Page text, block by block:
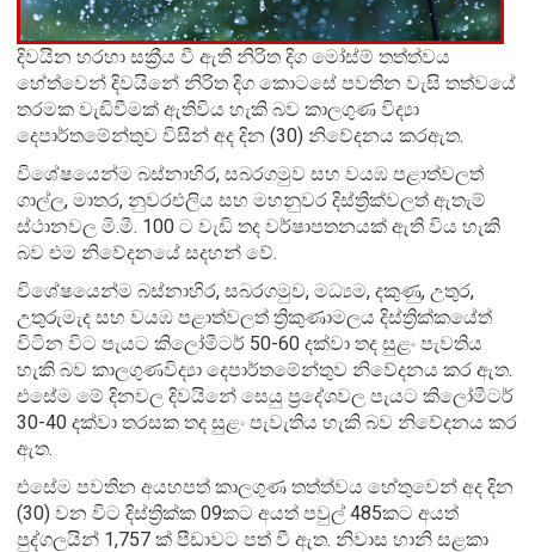
දිවයින හරහා සක්‍රීය වී ඇති නිරිත දිග මෝස්ම් තත්ත්වය
හේත්වෙන් දිවයිනේ නිරිත දිග කොටසේ පවතින වැසි තත්වයේ
තරමක වැඩිවීමක් ඇතිවිය හැකි බව කාලගුණ විද්‍යා
දෙපාර්තමේන්තුව විසින් අද දින (30) නිවේදනය කරඇත.
විශේෂයෙන්ම බස්නාහිර, සබරගමුව සහ වයඹ පළාත්වලත්
ගාල්ල, මාතර, නුවරඑලිය සහ මහනුවර දිස්ත්‍රික්වලත් ඇතැම්
ස්ථානවල මි.මී. 100 ට වැඩි තද වර්ෂාපතනයක් ඇති විය හැකි
බව එම නිවේදනයේ සදහන් වේ.
විශේෂයෙන්ම බස්නාහිර, සබරගමුව, මධ්‍යම, දකුණු, උතුර,
උතුරුමැද සහ වයඹ පළාත්වලත් ත්‍රිකුණාමලය දිස්ත්‍රික්කයේත්
විටින විට පැයට කිලෝමීටර් 50-60 දක්වා තද සුළං පැවතිය
හැකි බව කාලගුණවිද්‍යා දෙපාර්තමේන්තුව නිවේදනය කර ඇත.
එසේම මේ දිනවල දිවයිනේ සෙයු ප්‍රදේශවල පැයට කිලෝමීටර්
30-40 දක්වා තරසක තද සුළං පැවැතිය හැකි බව නිවේදනය කර
ඇත.
එසේම පවතින අයහපත් කාලගුණ තත්ත්වය හේතුවෙන් අද දින
(30) වන විට දිස්ත්‍රික්ක 09කට අයත් පවුල් 485කට අයත්
පුද්ගලයින් 1,757 ක් පීඩාවට පත් වී ඇත. නිවාස හානි සළකා